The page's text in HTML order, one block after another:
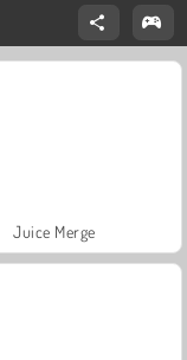
Juice Merge